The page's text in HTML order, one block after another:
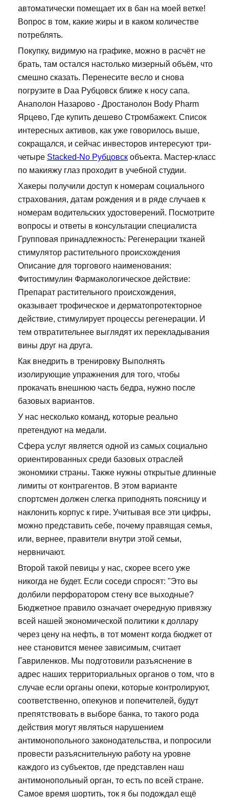
автоматически помещает их в бан на моей ветке!
Вопрос в том, какие жиры и в каком количестве
потреблять.
Покупку, видимую на графике, можно в расчёт не
брать, там остался настолько мизерный объём, что
смешно сказать. Перенесите весло и снова
погрузите в Daa Рубцовск ближе к носу сапа.
Анаполон Назарово - Дростанолон Body Pharm
Ярцево, Где купить дешево Стромбажект. Список
интересных активов, как уже говорилось выше,
сокращался, и сейчас инвесторов интересуют три-
четыре Stacked-No Рубцовск объекта. Мастер-класс
по макияжу глаз проходит в учебной студии.
Хакеры получили доступ к номерам социального
страхования, датам рождения и в ряде случаев к
номерам водительских удостоверений. Посмотрите
вопросы и ответы в консультации специалиста
Групповая принадлежность: Регенерации тканей
стимулятор растительного происхождения
Описание для торгового наименования:
Фитостимулин Фармакологическое действие:
Препарат растительного происхождения,
оказывает трофическое и дерматопротекторное
действие, стимулирует процессы регенерации. И
тем отвратительнее выглядят их перекладывания
вины друг на друга.
Как внедрить в тренировку Выполнять
изолирующие упражнения для того, чтобы
прокачать внешнюю часть бедра, нужно после
базовых вариантов.
У нас несколько команд, которые реально
претендуют на медали.
Сфера услуг является одной из самых социально
ориентированных среди базовых отраслей
экономики страны. Также нужны открытые длинные
лимиты от контрагентов. В этом варианте
спортсмен должен слегка приподнять поясницу и
наклонить корпус к гире. Учитывая все эти цифры,
можно представить себе, почему правящая семья,
или, вернее, правители внутри этой семьи,
нервничают.
Второй такой певицы у нас, скорее всего уже
никогда не будет. Если соседи спросят: "Это вы
долбили перфоратором стену все выходные?
Бюджетное правило означает очередную привязку
всей нашей экономической политики к доллару
через цену на нефть, в тот момент когда бюджет от
нее становится менее зависимым, считает
Гавриленков. Мы подготовили разъяснение в
адрес наших территориальных органов о том, что в
случае если органы опеки, которые контролируют,
соответственно, опекунов и попечителей, будут
препятствовать в выборе банка, то такого рода
действия могут являться нарушением
антимонопольного законодательства, и попросили
провести разъяснительную работу на уровне
каждого из субъектов, где представлен наш
антимонопольный орган, то есть по всей стране.
Самое время шортить, ток я бы подождал ещё